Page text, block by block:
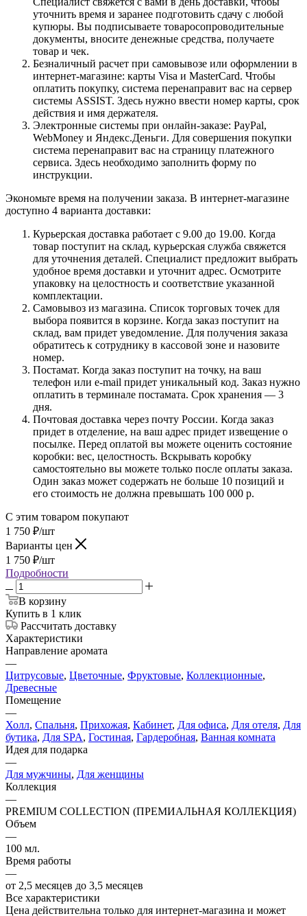
уточнить время и заранее подготовить сдачу с любой
купюры. Вы подписываете товаросопроводительные
документы, вносите денежные средства, получаете
товар и чек.
Безналичный расчет при самовывозе или оформлении в
интернет-магазине: карты Visa и MasterCard. Чтобы
оплатить покупку, система перенаправит вас на сервер
системы ASSIST. Здесь нужно ввести номер карты, срок
действия и имя держателя.
Электронные системы при онлайн-заказе: PayPal,
WebMoney и Яндекс.Деньги. Для совершения покупки
система перенаправит вас на страницу платежного
сервиса. Здесь необходимо заполнить форму по
инструкции.
Экономьте время на получении заказа. В интернет-магазине
доступно 4 варианта доставки:
Курьерская доставка работает с 9.00 до 19.00. Когда
товар поступит на склад, курьерская служба свяжется
для уточнения деталей. Специалист предложит выбрать
удобное время доставки и уточнит адрес. Осмотрите
упаковку на целостность и соответствие указанной
комплектации.
Самовывоз из магазина. Список торговых точек для
выбора появится в корзине. Когда заказ поступит на
склад, вам придет уведомление. Для получения заказа
обратитесь к сотруднику в кассовой зоне и назовите
номер.
Постамат. Когда заказ поступит на точку, на ваш
телефон или e-mail придет уникальный код. Заказ нужно
оплатить в терминале постамата. Срок хранения — 3
дня.
Почтовая доставка через почту России. Когда заказ
придет в отделение, на ваш адрес придет извещение о
посылке. Перед оплатой вы можете оценить состояние
коробки: вес, целостность. Вскрывать коробку
самостоятельно вы можете только после оплаты заказа.
Один заказ может содержать не больше 10 позиций и
его стоимость не должна превышать 100 000 р.
С этим товаром покупают
1 750 ₽/шт
Варианты цен
1 750 ₽/шт
Подробности
В корзину
Купить в 1 клик
Рассчитать доставку
Характеристики
Направление аромата
—
Цитрусовые, Цветочные, Фруктовые, Коллекционные,
Древесные
Помещение
—
Холл, Спальня, Прихожая, Кабинет, Для офиса, Для отеля, Для
бутика, Для SPA, Гостиная, Гардеробная, Ванная комната
Идея для подарка
—
Для мужчины, Для женщины
Коллекция
—
PREMIUM COLLECTION (ПРЕМИАЛЬНАЯ КОЛЛЕКЦИЯ)
Объем
—
100 мл.
Время работы
—
от 2,5 месяцев до 3,5 месяцев
Все характеристики
Цена действительна только для интернет-магазина и может